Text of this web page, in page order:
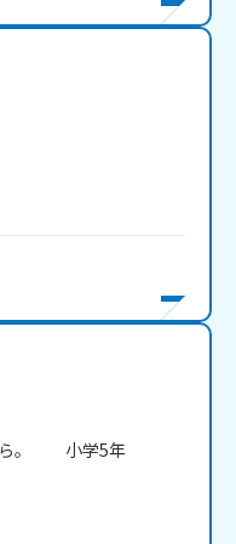
。　　小学5年